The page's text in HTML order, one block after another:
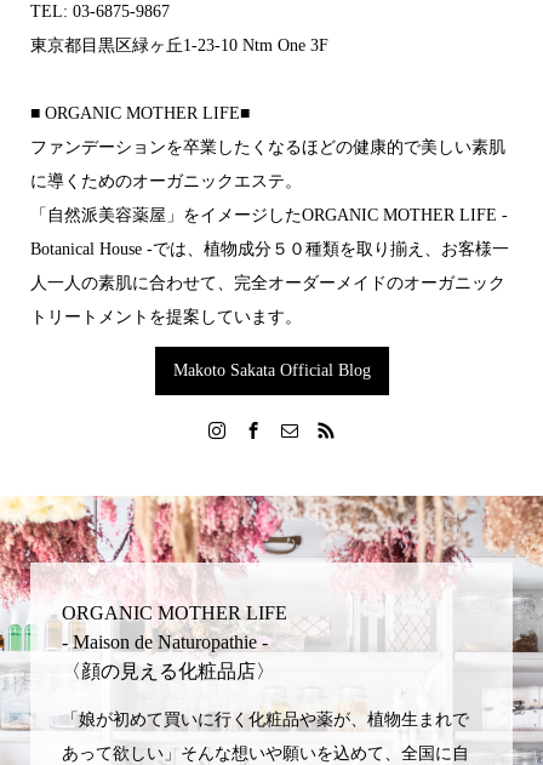
TEL: 03-6875-9867
東京都目黒区緑ヶ丘1-23-10 Ntm One 3F
■ ORGANIC MOTHER LIFE■
ファンデーションを卒業したくなるほどの 健康的で美しい素肌
に導くためのオーガニックエステ。
「自然派美容薬屋」をイメージした ORGANIC MOTHER LIFE -
Botanical House -では 、植物成分５０種類を取り揃え 、お客様一
人一人の素肌に合わせて 、完全オーダーメイドの オーガニック
トリートメントを提案しています。
Makoto Sakata Official Blog
ORGANIC MOTHER LIFE
- Maison de Naturopathie -
〈顔の見える化粧品店〉
「娘が初めて買いに行く化粧品や薬が、植物生まれで
あって欲しい」そんな想いや願いを込めて、全国に自